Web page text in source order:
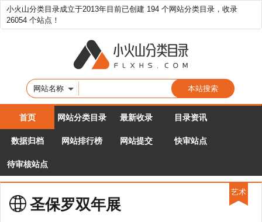
小火山分类目录成立于2013年目前已创建 194 个网站分类目录，收录
26054 个站点！
网站名称
首页 网站分类目录 最新收录 目录资讯
数据归档 网站排行榜 网站提交 快审站点
待审核站点
圣保罗双年展
艺术